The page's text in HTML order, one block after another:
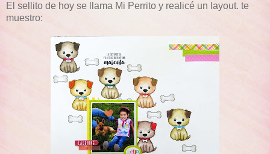
El sellito de hoy se llama Mi Perrito y realicé un layout. te
muestro: